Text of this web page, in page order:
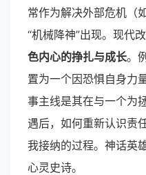
常作为解决外部危机（
“机械降神”出现。现代
色内心的挣扎与成长。
置为一个因恐惧自身力
事主线是其在与一个为
遇后，如何重新认识责
我接纳的过程。神话英
心灵史诗。